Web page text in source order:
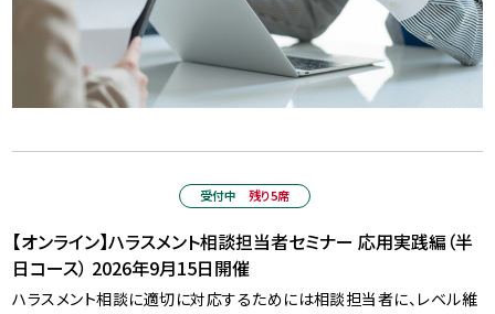
受付中 残り5席
【オンライン】ハラスメント相談担当者セミナー 応用実践編（半
日コース） 2026年9月15日開催
ハラスメント相談に適切に対応するためには相談担当者に、レベル維